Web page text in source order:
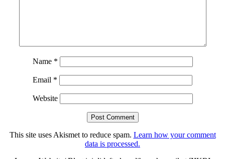
Name *
Email *
Website
This site uses Akismet to reduce spam. Learn how your comment
data is processed.